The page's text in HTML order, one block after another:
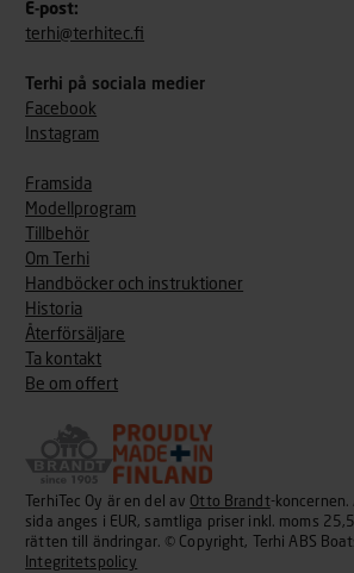
E-post:
terhi@terhitec.fi
Terhi på sociala medier
Facebook
Instagram
Framsida
Modellprogram
Tillbehör
Om Terhi
Handböcker och instruktioner
Historia
Återförsäljare
Ta kontakt
Be om offert
TerhiTec Oy är en del av Otto Brandt-
sida anges i EUR, samtliga priser inkl. moms
rätten till ändringar. © Copyright, Terhi ABS
Integritetspolicy